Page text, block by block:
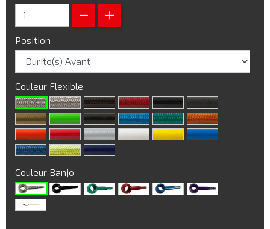
Position
Couleur Flexible
Couleur Banjo